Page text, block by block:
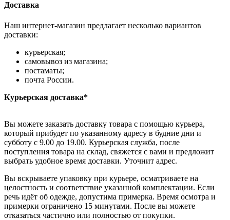
Доставка
Наш интернет-магазин предлагает несколько вариантов
доставки:
курьерская;
самовывоз из магазина;
постаматы;
почта России.
Курьерская доставка*
Вы можете заказать доставку товара с помощью курьера,
который прибудет по указанному адресу в будние дни и
субботу с 9.00 до 19.00. Курьерская служба, после
поступления товара на склад, свяжется с вами и предложит
выбрать удобное время доставки. Уточнит адрес.
Вы вскрываете упаковку при курьере, осматриваете на
целостность и соответствие указанной комплектации. Если
речь идёт об одежде, допустима примерка. Время осмотра и
примерки ограничено 15 минутами. После вы можете
отказаться частично или полностью от покупки.